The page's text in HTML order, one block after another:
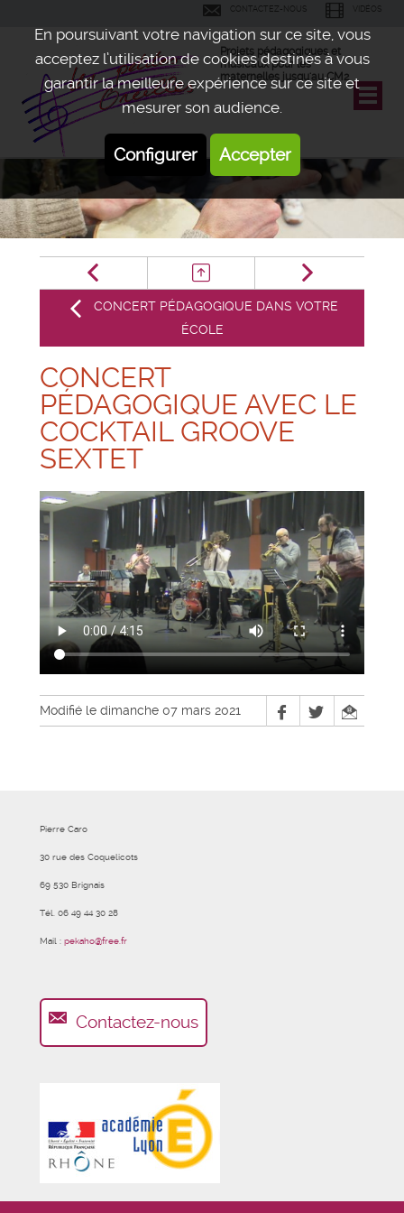
En poursuivant votre navigation sur ce site, vous
acceptez l’utilisation de cookies destinés à vous
garantir la meilleure expérience sur ce site et
mesurer son audience.
Configurer Accepter
CONTACTEZ-NOUS VIDÉOS
Projets pédagogiques et
musicaux pour les
maternelles jusqu'au CM2
CONCERT PÉDAGOGIQUE DANS VOTRE
ÉCOLE
CONCERT
PÉDAGOGIQUE AVEC LE
COCKTAIL GROOVE
SEXTET
Modifié le dimanche 07 mars 2021
Pierre Caro
30 rue des Coquelicots
69 530 Brignais
Tél. 06 49 44 30 28
Mail : pekaho@free.fr
Contactez-nous